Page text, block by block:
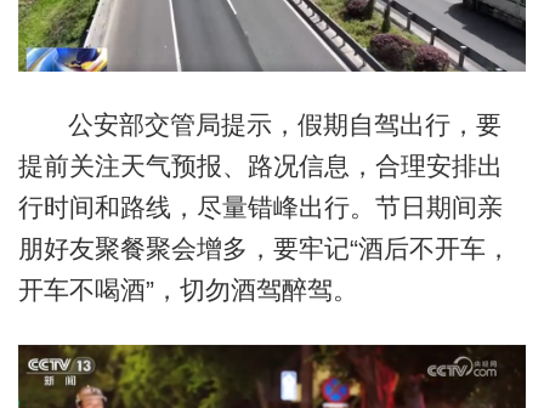
公安部交管局提示，假期自驾出行，要
提前关注天气预报、路况信息，合理安排出
行时间和路线，尽量错峰出行。节日期间亲
朋好友聚餐聚会增多，要牢记“酒后不开车，
开车不喝酒”，切勿酒驾醉驾。